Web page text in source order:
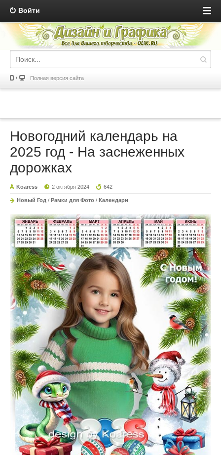
Войти
Полная версия сайта
Новогодний календарь на
2025 год - На заснеженных
дорожках
Koaress 2 октября 2024 642
Новый Год / Рамки для Фото / Календари